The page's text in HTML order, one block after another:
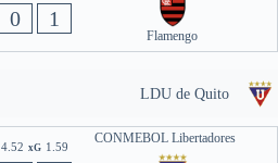
0 1
Flamengo
LDU de Quito
CONMEBOL Libertadores
4.52 xG 1.59